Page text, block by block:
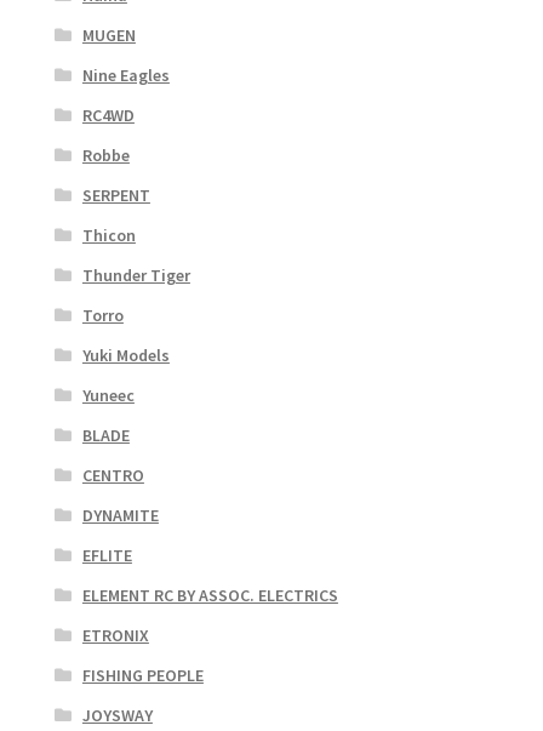
MUGEN
Nine Eagles
RC4WD
Robbe
SERPENT
Thicon
Thunder Tiger
Torro
Yuki Models
Yuneec
BLADE
CENTRO
DYNAMITE
EFLITE
ELEMENT RC BY ASSOC. ELECTRICS
ETRONIX
FISHING PEOPLE
JOYSWAY